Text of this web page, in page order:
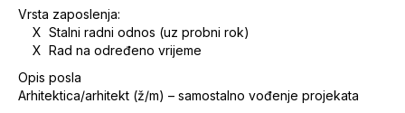
Vrsta zaposlenja:
X Stalni radni odnos (uz probni rok)
X Rad na određeno vrijeme
Opis posla
Arhitektica/arhitekt (ž/m) – samostalno vođenje projekata